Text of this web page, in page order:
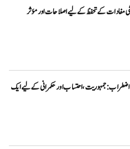
مفادات کے تحفظ کے لیے اصلاحات اور مؤثر
اضطراب: جمہوریت، احتساب اور حکمرانی کے لیے ایک